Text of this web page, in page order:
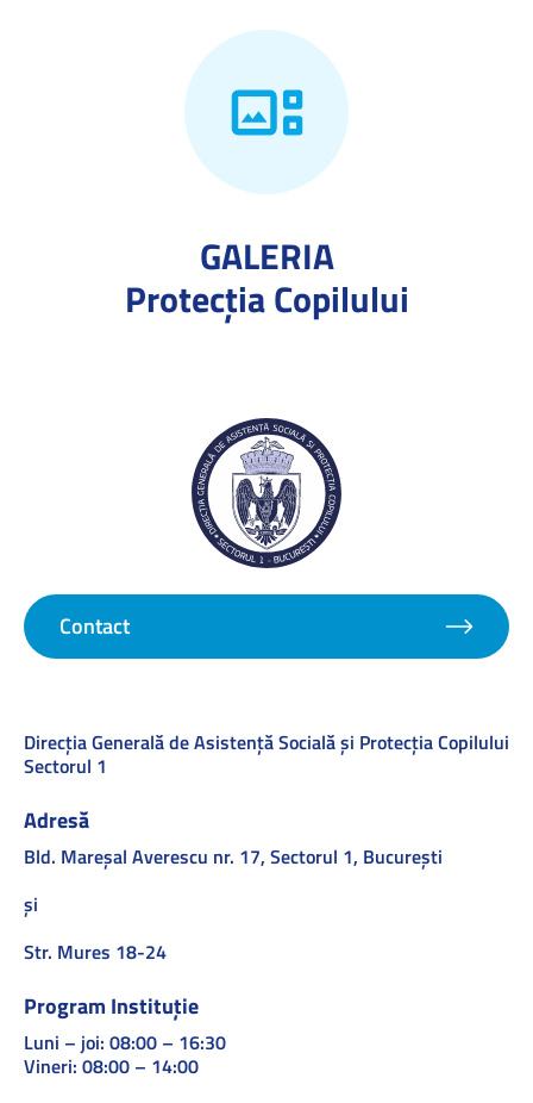
GALERIA
Protecţia Copilului
Contact
Direcţia Generală de Asistenţă Socială şi Protecţia Copilului
Sectorul 1
Adresă
Bld. Mareşal Averescu nr. 17, Sectorul 1, Bucureşti
și
Str. Mures 18-24
Program Instituție
Luni – joi: 08:00 – 16:30
Vineri: 08:00 – 14:00